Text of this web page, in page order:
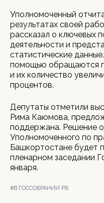
Уполномоченный
результатах своей
рассказал о ключевых
деятельности и
статистические
помощью обращаются
и их количество
процентов.
Депутаты отметили
Рима Каюмова,
поддержана. Решение о
Уполномоченного по
Башкортостане будет
пленарном заседании
января.
#В ГОССОБРАНИИ РБ